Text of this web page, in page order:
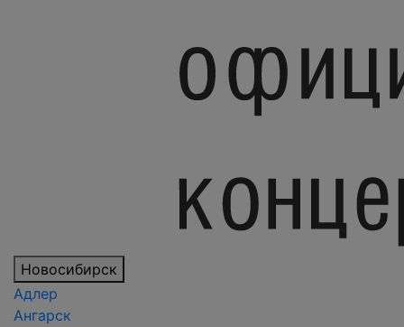
Новосибирск
Адлер
Ангарск